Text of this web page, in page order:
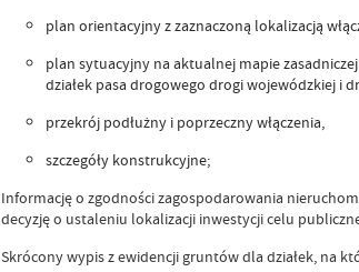
plan orientacyjny z zaznaczoną lokalizacją
plan sytuacyjny na aktualnej mapie
działek pasa drogowego drogi wojewódzkiej i
przekrój podłużny i poprzeczny włączenia,
szczegóły konstrukcyjne;
Informację o zgodności zagospodarowania
decyzję o ustaleniu lokalizacji inwestycji celu
Skrócony wypis z ewidencji gruntów dla działek, na